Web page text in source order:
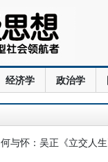
经济学 政治学
何与怀：吴正《立交人